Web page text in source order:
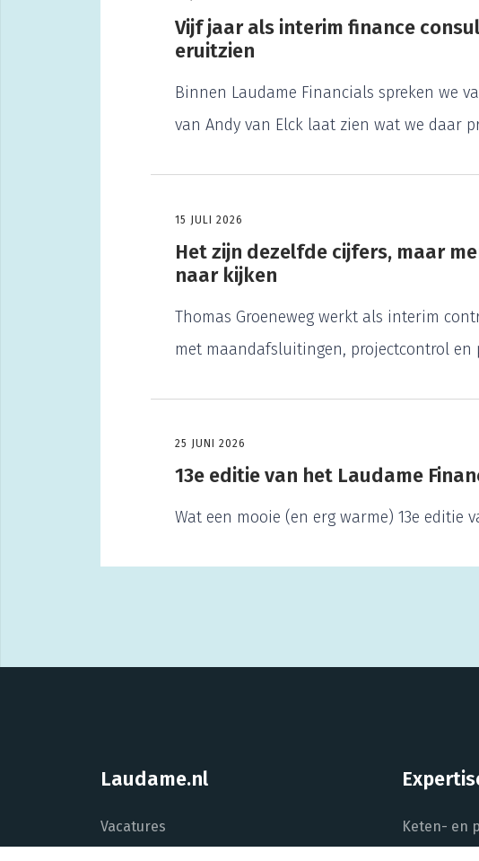
Vijf jaar als interim finance
eruitzien
Binnen Laudame Financials spreken we
van Andy van Elck laat zien wat we daar
15 JULI 2026
Het zijn dezelfde cijfers, maar
naar kijken
Thomas Groeneweg werkt als interim
met maandafsluitingen, projectcontrol en
25 JUNI 2026
13e editie van het Laudame
Wat een mooie (en erg warme) 13e editie
Laudame.nl
Vacatures
Keten- en